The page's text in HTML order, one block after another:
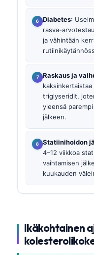
Diabetes:
rasva-
ja vähintään
Raskaus ja
triglyseridit,
yleensä
jälkeen.
Statiinihoidon
4–12 viikkoa
vaihtamisen
kuukauden
Ikäkohtainen